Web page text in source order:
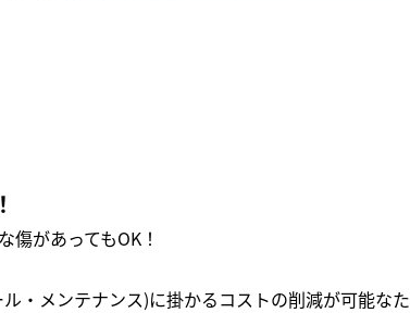
があってもOK！
・メンテナンス)に掛かるコストの削減が可能な